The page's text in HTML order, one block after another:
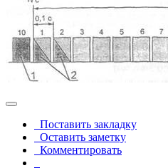
Поставить закладку
Оставить заметку
Комментировать